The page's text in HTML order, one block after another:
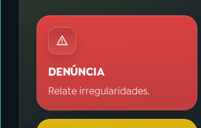
DENÚNCIA
Relate irregularidades.